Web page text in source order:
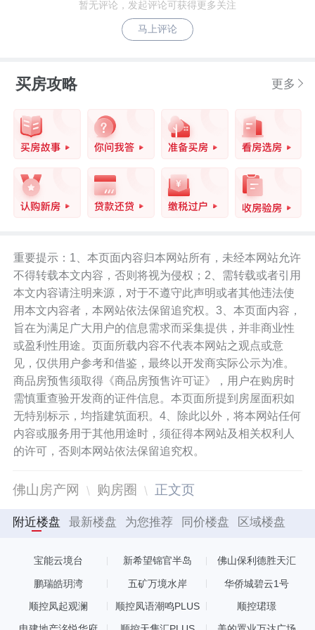
暂无评论，发起评论可获得更多关注
马上评论
买房攻略 更多
重要提示：1、本页面内容归本网站所有，未经本网站允许
不得转载本文内容，否则将视为侵权；2、需转载或者引用
本文内容请注明来源，对于不遵守此声明或者其他违法使
用本文内容者，本网站依法保留追究权。3、本页面内容，
旨在为满足广大用户的信息需求而采集提供，并非商业性
或盈利性用途。页面所载内容不代表本网站之观点或意
见，仅供用户参考和借鉴，最终以开发商实际公示为准。
商品房预售须取得《商品房预售许可证》，用户在购房时
需慎重查验开发商的证件信息。本页面所提到房屋面积如
无特别标示，均指建筑面积。4、除此以外，将本网站任何
内容或服务用于其他用途时，须征得本网站及相关权利人
的许可，否则本网站依法保留追究权。
佛山房产网 购房圈 正文页
附近楼盘 最新楼盘 为您推荐 同价楼盘 区域楼盘
宝能云境台 新希望锦官半岛 佛山保利德胜天汇
鹏瑞皓玥湾 五矿万境水岸 华侨城碧云1号
顺控凤起观澜 顺控凤语潮鸣PLUS 顺控珺璟